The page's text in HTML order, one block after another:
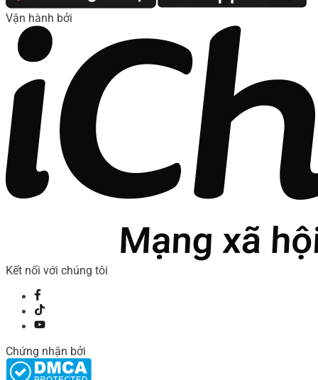
Vận hành bởi
Kết nối với chúng tôi
Chứng nhận bởi